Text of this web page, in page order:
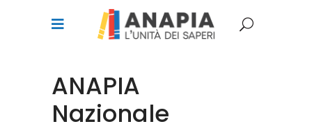
ANAPIA
Nazionale